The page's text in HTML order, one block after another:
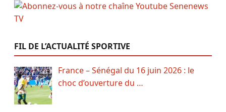
FIL DE L’ACTUALITÉ SPORTIVE
France – Sénégal du 16 juin 2026 : le
choc d’ouverture du …